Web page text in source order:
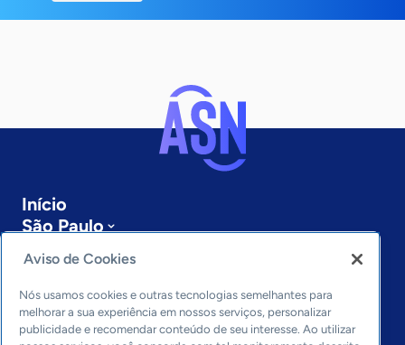
Início
São Paulo
Sobre a ASN
Últimas notícias
Entre em contato
Editorias
Aviso de Cookies
Nós usamos cookies e outras tecnologias semelhantes para
melhorar a sua experiência em nossos serviços, personalizar
publicidade e recomendar conteúdo de seu interesse. Ao utilizar